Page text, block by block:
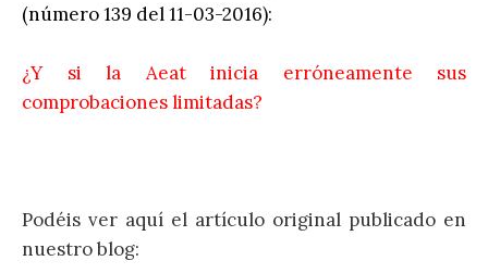
(número 139 del 11-03-2016):
¿Y si la Aeat inicia erróneamente sus
comprobaciones limitadas?
Podéis ver aquí el artículo original publicado en
nuestro blog: